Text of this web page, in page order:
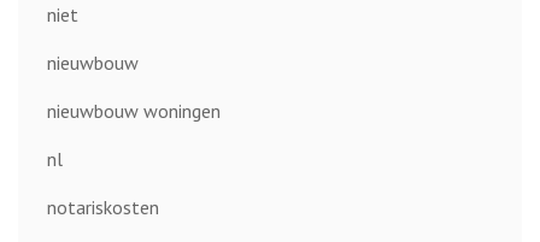
niet
nieuwbouw
nieuwbouw woningen
nl
notariskosten